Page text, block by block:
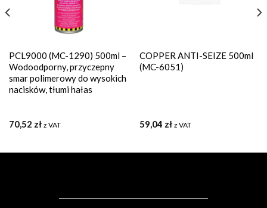
PCL9000 (MC-1290) 500ml –
Wodoodporny, przyczepny
smar polimerowy do wysokich
nacisków, tłumi hałas
70,52 zł z VAT
COPPER ANTI-SEIZE 500ml
(MC-6051)
59,04 zł z VAT